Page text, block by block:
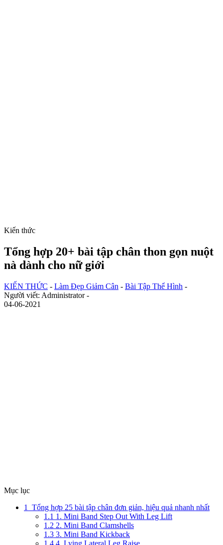
Kiến thức
Tổng hợp 20+ bài tập chân thon gọn nuột
nà dành cho nữ giới
KIẾN THỨC - Làm Đẹp Giảm Cân - Bài Tập Thể Hình -
Người viết: Administrator -
04-06-2021
Mục lục
1
Tổng hợp 25 bài tập chân đơn giản, hiệu quả nhanh nhất
1.1 1. Mini Band Step Out With Leg Lift
1.2 2. Mini Band Clamshells
1.3 3. Mini Band Kickback
1.4 4. Lying Lateral Leg Raise